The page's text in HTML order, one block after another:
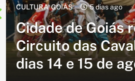
Cavalgada do
volta e promete
milhares de
em Caldazinha